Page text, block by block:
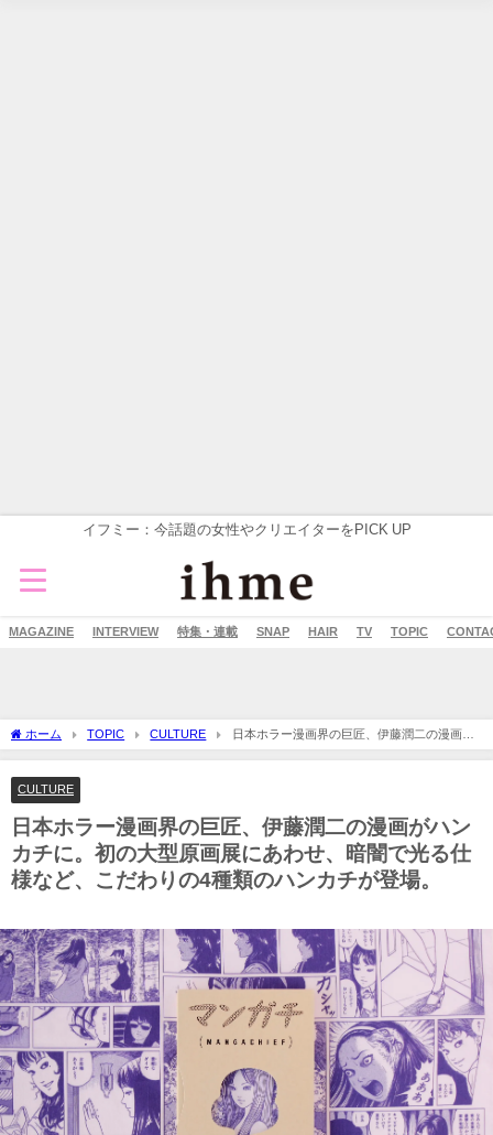
イフミー：今話題の女性やクリエイターをPICK UP
MAGAZINE INTERVIEW 特集・連載 SNAP HAIR TV TOPIC
ホーム TOPIC CULTURE
日本ホラー漫画界の巨匠、伊藤潤二の漫画が
ハンカチに。初の大型原画展にあわせ、暗闇で光る仕様など、こだわりの4種類のハン
CULTURE
日本ホラー漫画界の巨匠、伊藤潤二の漫画がハン
カチに。初の大型原画展にあわせ、暗闇で光る仕
様など、こだわりの4種類のハンカチが登場。